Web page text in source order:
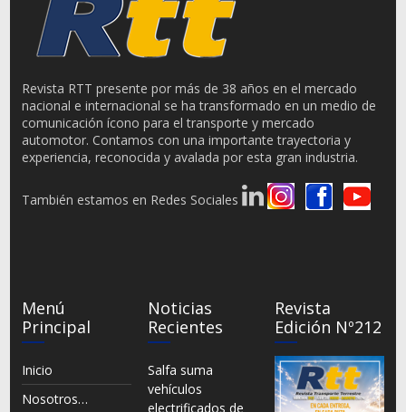
Revista RTT presente por más de 38 años en el mercado
nacional e internacional se ha transformado en un medio de
comunicación ícono para el transporte y mercado
automotor. Contamos con una importante trayectoria y
experiencia, reconocida y avalada por esta gran industria.
También estamos en Redes Sociales
Menú
Principal
Inicio
Nosotros…
Noticias
Recientes
Salfa suma
vehículos
electrificados de
Revista
Edición Nº212